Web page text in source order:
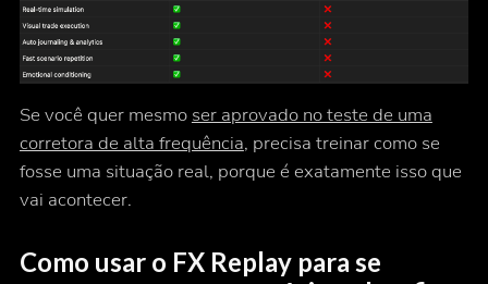
Se você quer mesmo ser aprovado no teste de uma
corretora de alta frequência, precisa treinar como se
fosse uma situação real, porque é exatamente isso que
vai acontecer.
Como usar o FX Replay para se